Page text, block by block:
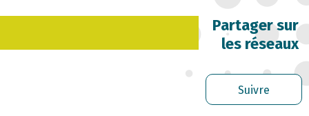
DES FONCTIONNAIRES
LES AGENTS CONTRACTUELS
Partager sur
les réseaux
Suivre